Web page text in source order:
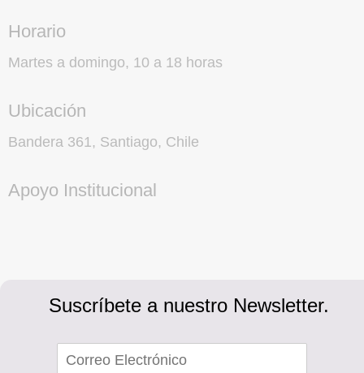
Horario
Martes a domingo, 10 a 18 horas
Ubicación
Bandera 361, Santiago, Chile
Apoyo Institucional
Suscríbete a nuestro Newsletter.